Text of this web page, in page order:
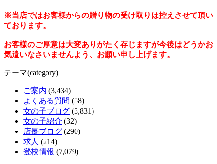
※当店ではお客様からの贈り物の受け取りは控えさせて頂い
ております。
お客様のご厚意は大変ありがたく存じますが今後はどうかお
気遣いなさいませんよう、お願い申し上げます。
テーマ(category)
ご案内 (3,434)
よくある質問 (58)
女の子ブログ (3,831)
女の子紹介 (32)
店長ブログ (290)
求人 (214)
登校情報 (7,079)